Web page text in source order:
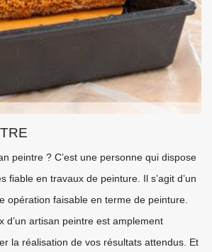
peintre ? C’est une personne qui dispose
fiable en travaux de peinture. Il s’agit d’un
opération faisable en terme de peinture.
d’un artisan peintre est amplement
la réalisation de vos résultats attendus. Et